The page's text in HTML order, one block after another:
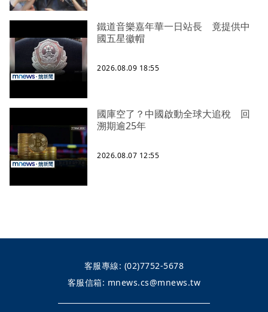
鐵道音樂嘉年華一日站長 竟提供中
國五星徽帽
2026.08.09 18:55
國庫空了？中國啟動全球大追稅 回
溯期逾25年
2026.08.07 12:55
客服專線: (02)7752-5678
客服信箱: mnews.cs@mnews.tw